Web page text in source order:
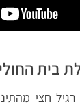
בית
חצי